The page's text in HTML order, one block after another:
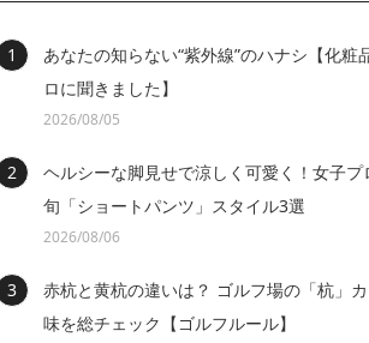
あなたの知らない“紫外線”のハナシ【化粧
ロに聞きました】
2026/08/05
ヘルシーな脚見せで涼しく可愛く！女子プ
旬「ショートパンツ」スタイル3選
2026/08/06
赤杭と黄杭の違いは？ ゴルフ場の「杭」
味を総チェック【ゴルフルール】